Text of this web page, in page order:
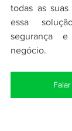
todas as
essa
segurança
negócio.